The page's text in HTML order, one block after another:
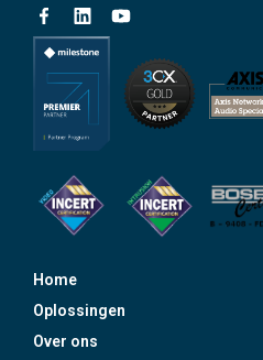
Home
Oplossingen
Over ons